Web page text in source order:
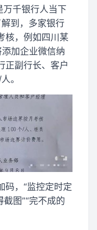
万千银行人当下
到，多家银行
核，例如四川某
加企业微信纳
正副行长、客户
。
码，“监控定时定
截图”“完不成的